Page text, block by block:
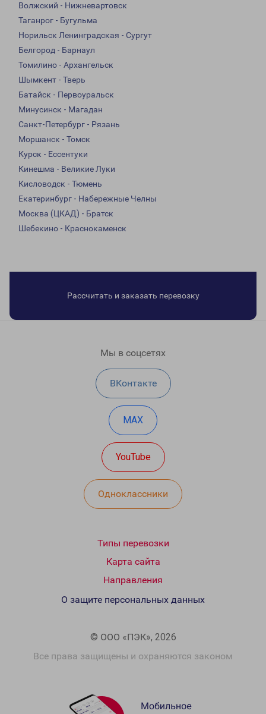
Волжский - Нижневартовск
Таганрог - Бугульма
Норильск Ленинградская - Сургут
Белгород - Барнаул
Томилино - Архангельск
Шымкент - Тверь
Батайск - Первоуральск
Минусинск - Магадан
Санкт-Петербург - Рязань
Моршанск - Томск
Курск - Ессентуки
Кинешма - Великие Луки
Кисловодск - Тюмень
Екатеринбург - Набережные Челны
Москва (ЦКАД) - Братск
Шебекино - Краснокаменск
Рассчитать и заказать перевозку
Мы в соцсетях
ВКонтакте
MAX
YouTube
Одноклассники
Типы перевозки
Карта сайта
Направления
© ООО «ПЭК», 2026
Все права защищены и охраняются законом
О защите персональных данных